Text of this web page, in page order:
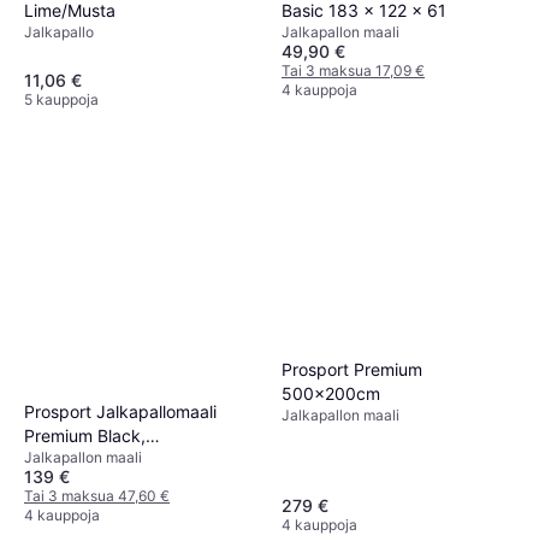
Lime/Musta
Jalkapallo
11,06 €
5 kauppoja
Basic 183 x 122 x 61
Jalkapallon maali
49,90 €
Tai 3 maksua 17,09 €
4 kauppoja
Prosport Jalkapallomaali
Premium Black,
220x170x80cm
Jalkapallon maali
139 €
Tai 3 maksua 47,60 €
4 kauppoja
Prosport Premium
500x200cm
Jalkapallon maali
279 €
4 kauppoja